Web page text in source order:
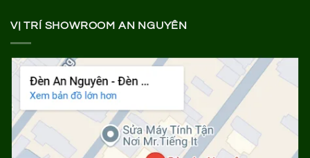
VỊ TRÍ SHOWROOM AN NGUYÊN